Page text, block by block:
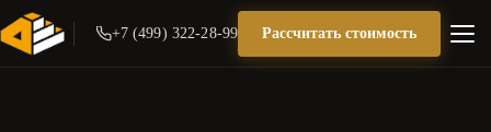
+7 (499) 322-28-99 Рассчитать стоимость